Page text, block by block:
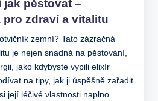
pěstovat –
zdraví a vitalitu
zemní? Tato zázračná
je nejen snadná na pěstování,
jako kdybyste vypili elixír
na tipy, jak ji úspěšně zařadit
její léčivé vlastnosti naplno.